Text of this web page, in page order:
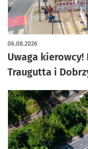
Uwaga
Traugutta i
06.08.2026